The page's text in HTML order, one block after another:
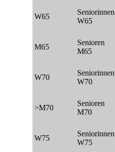
W65
Seniorinnen
W65
M65
Senioren
M65
W70
Seniorinnen
W70
>M70
Senioren
M70
W75
Seniorinnen
W75